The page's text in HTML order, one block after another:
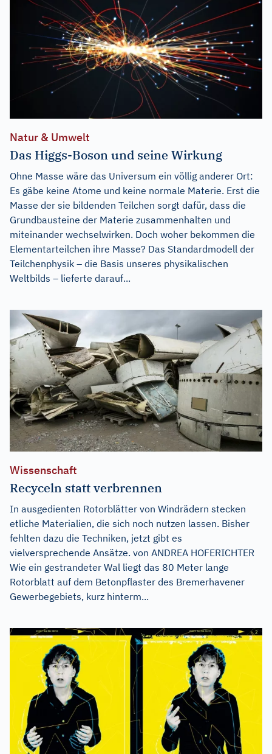
Natur & Umwelt
Das Higgs-Boson und seine Wirkung
Ohne Masse wäre das Universum ein völlig anderer Ort:
Es gäbe keine Atome und keine normale Materie. Erst die
Masse der sie bildenden Teilchen sorgt dafür, dass die
Grundbausteine der Materie zusammenhalten und
miteinander wechselwirken. Doch woher bekommen die
Elementarteilchen ihre Masse? Das Standardmodell der
Teilchenphysik – die Basis unseres physikalischen
Weltbilds – lieferte darauf...
Wissenschaft
Recyceln statt verbrennen
In ausgedienten Rotorblätter von Windrädern stecken
etliche Materialien, die sich noch nutzen lassen. Bisher
fehlten dazu die Techniken, jetzt gibt es
vielversprechende Ansätze. von ANDREA HOFERICHTER
Wie ein gestrandeter Wal liegt das 80 Meter lange
Rotorblatt auf dem Betonpflaster des Bremerhavener
Gewerbegebiets, kurz hinterm...